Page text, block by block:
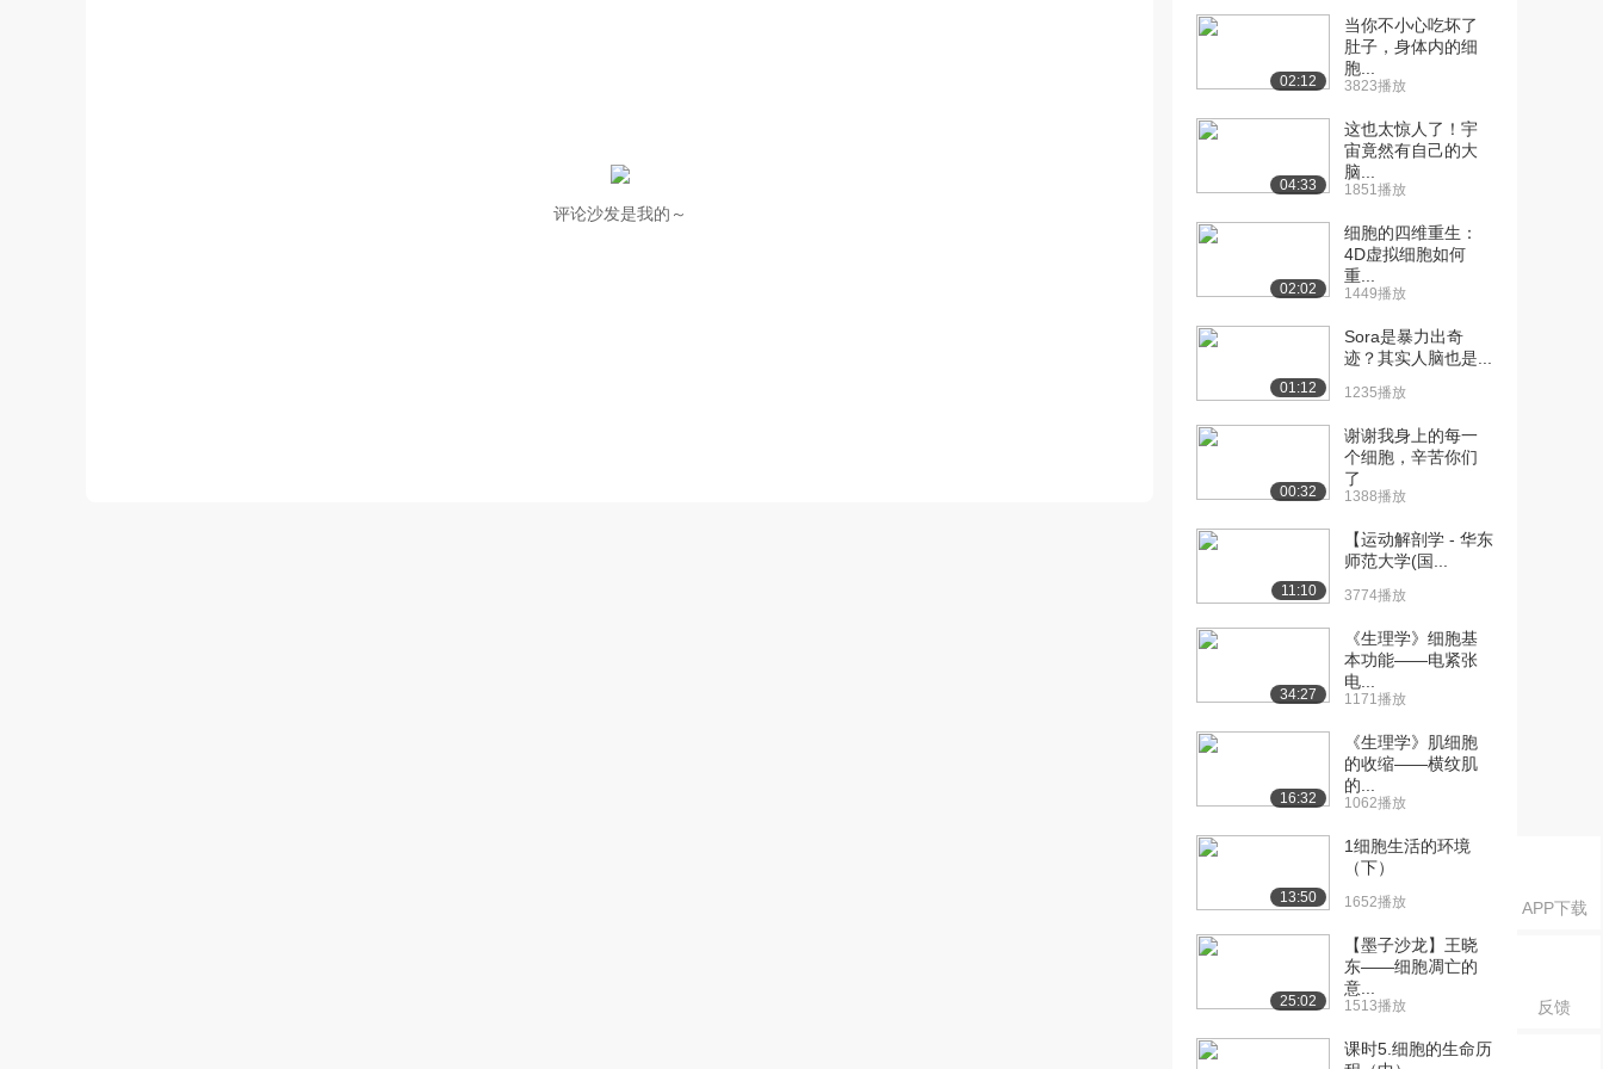
APP下载
反馈
评论沙发是我的～
[13] 内分泌胰腺
2.4万播放
[14] 大肠，直肠和肛门
10:02
[16] 初识皮肤
2.8万播放
[17] 什么是皮肤（表皮）
[18] 表皮层下面是什么？ 10:13
[19] 我们的指甲和毛发从
哪里来
08:45
分泌腺，顶质分泌...
2.0万播放
[22] 帕西尼氏小体和梅克
1.4万播放
[23] 鲁菲尼小体和毛囊受
体
[38] 神经系统的功能 06:44
[39] 运动单位
2.0万播放
02:12
当你不小心吃坏了
肚子，身体内的细
胞...
3823播放
04:33
这也太惊人了！宇
宙竟然有自己的大
脑...
1851播放
02:02
细胞的四维重生：
4D虚拟细胞如何
重...
1449播放
01:12
Sora是暴力出奇
迹？其实人脑也是...
1235播放
00:32
谢谢我身上的每一
个细胞，辛苦你们
了
1388播放
11:10
【运动解剖学 - 华东
师范大学(国...
3774播放
34:27
《生理学》细胞基
本功能——电紧张
电...
1171播放
16:32
《生理学》肌细胞
的收缩——横纹肌
的...
1062播放
13:50
1细胞生活的环境
（下）
1652播放
25:02
【墨子沙龙】王晓
东——细胞凋亡的
意...
1513播放
课时5.细胞的生命历